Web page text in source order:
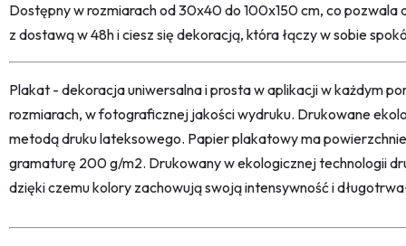
Dostępny w rozmiarach od 30x40 do 100x150 cm, co pozwala
z dostawą w 48h i ciesz się dekoracją, która łączy w sobie
Plakat - dekoracja uniwersalna i prosta w aplikacji w każdym
rozmiarach, w fotograficznej jakości wydruku. Drukowane
metodą druku lateksowego. Papier plakatowy ma
gramaturę 200 g/m2. Drukowany w ekologicznej technologii
dzięki czemu kolory zachowują swoją intensywność i